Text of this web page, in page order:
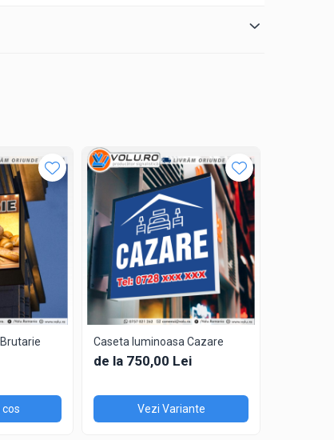
Caseta luminoasa Cazare
de la 750,00 Lei
Vezi Variante